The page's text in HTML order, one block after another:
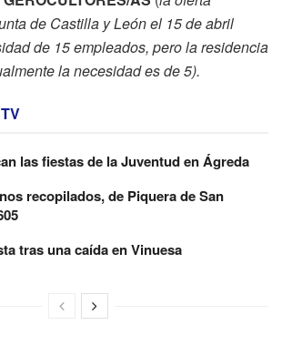
de Castilla y León el 15 de abril
de 15 empleados, pero la residencia
la necesidad es de 5).
las fiestas de la Juventud en Ágreda
recopilados, de Piquera de San
tras una caída en Vinuesa